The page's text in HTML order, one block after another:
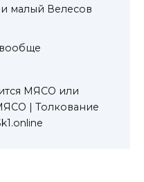
малый Велесов
МЯСО или
| Толкование